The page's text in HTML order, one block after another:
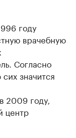
году
врачебную
Согласно
значится
2009 году,
центр